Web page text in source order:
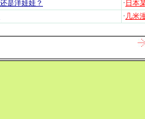
是洋娃娃？ · 日本
· 几米